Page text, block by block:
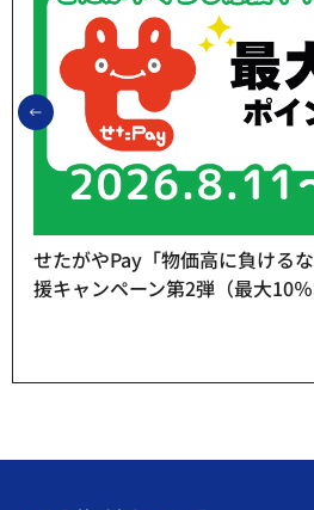
前のスライドを表示
せたがやPay「物価高に負ける
援キャンペーン第2弾（最大10％